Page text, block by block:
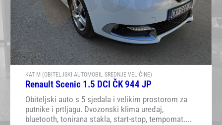
KAT M (OBITELJSKI AUTOMOBIL SREDNJE VELIČINE)
Renault Scenic 1.5 DCI ČK 944 JP
Obiteljski auto s 5 sjedala i velikim prostorom za
putnike i prtljagu. Dvozonski klima uređaj,
bluetooth, tonirana stakla, start-stop, tempomat....